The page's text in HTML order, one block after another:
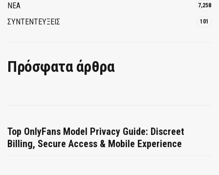
ΝΕΑ 7,258
ΣΥΝΤΕΝΤΕΥΞΕΙΣ 101
Πρόσφατα άρθρα
Top OnlyFans Model Privacy Guide: Discreet
Billing, Secure Access & Mobile Experience